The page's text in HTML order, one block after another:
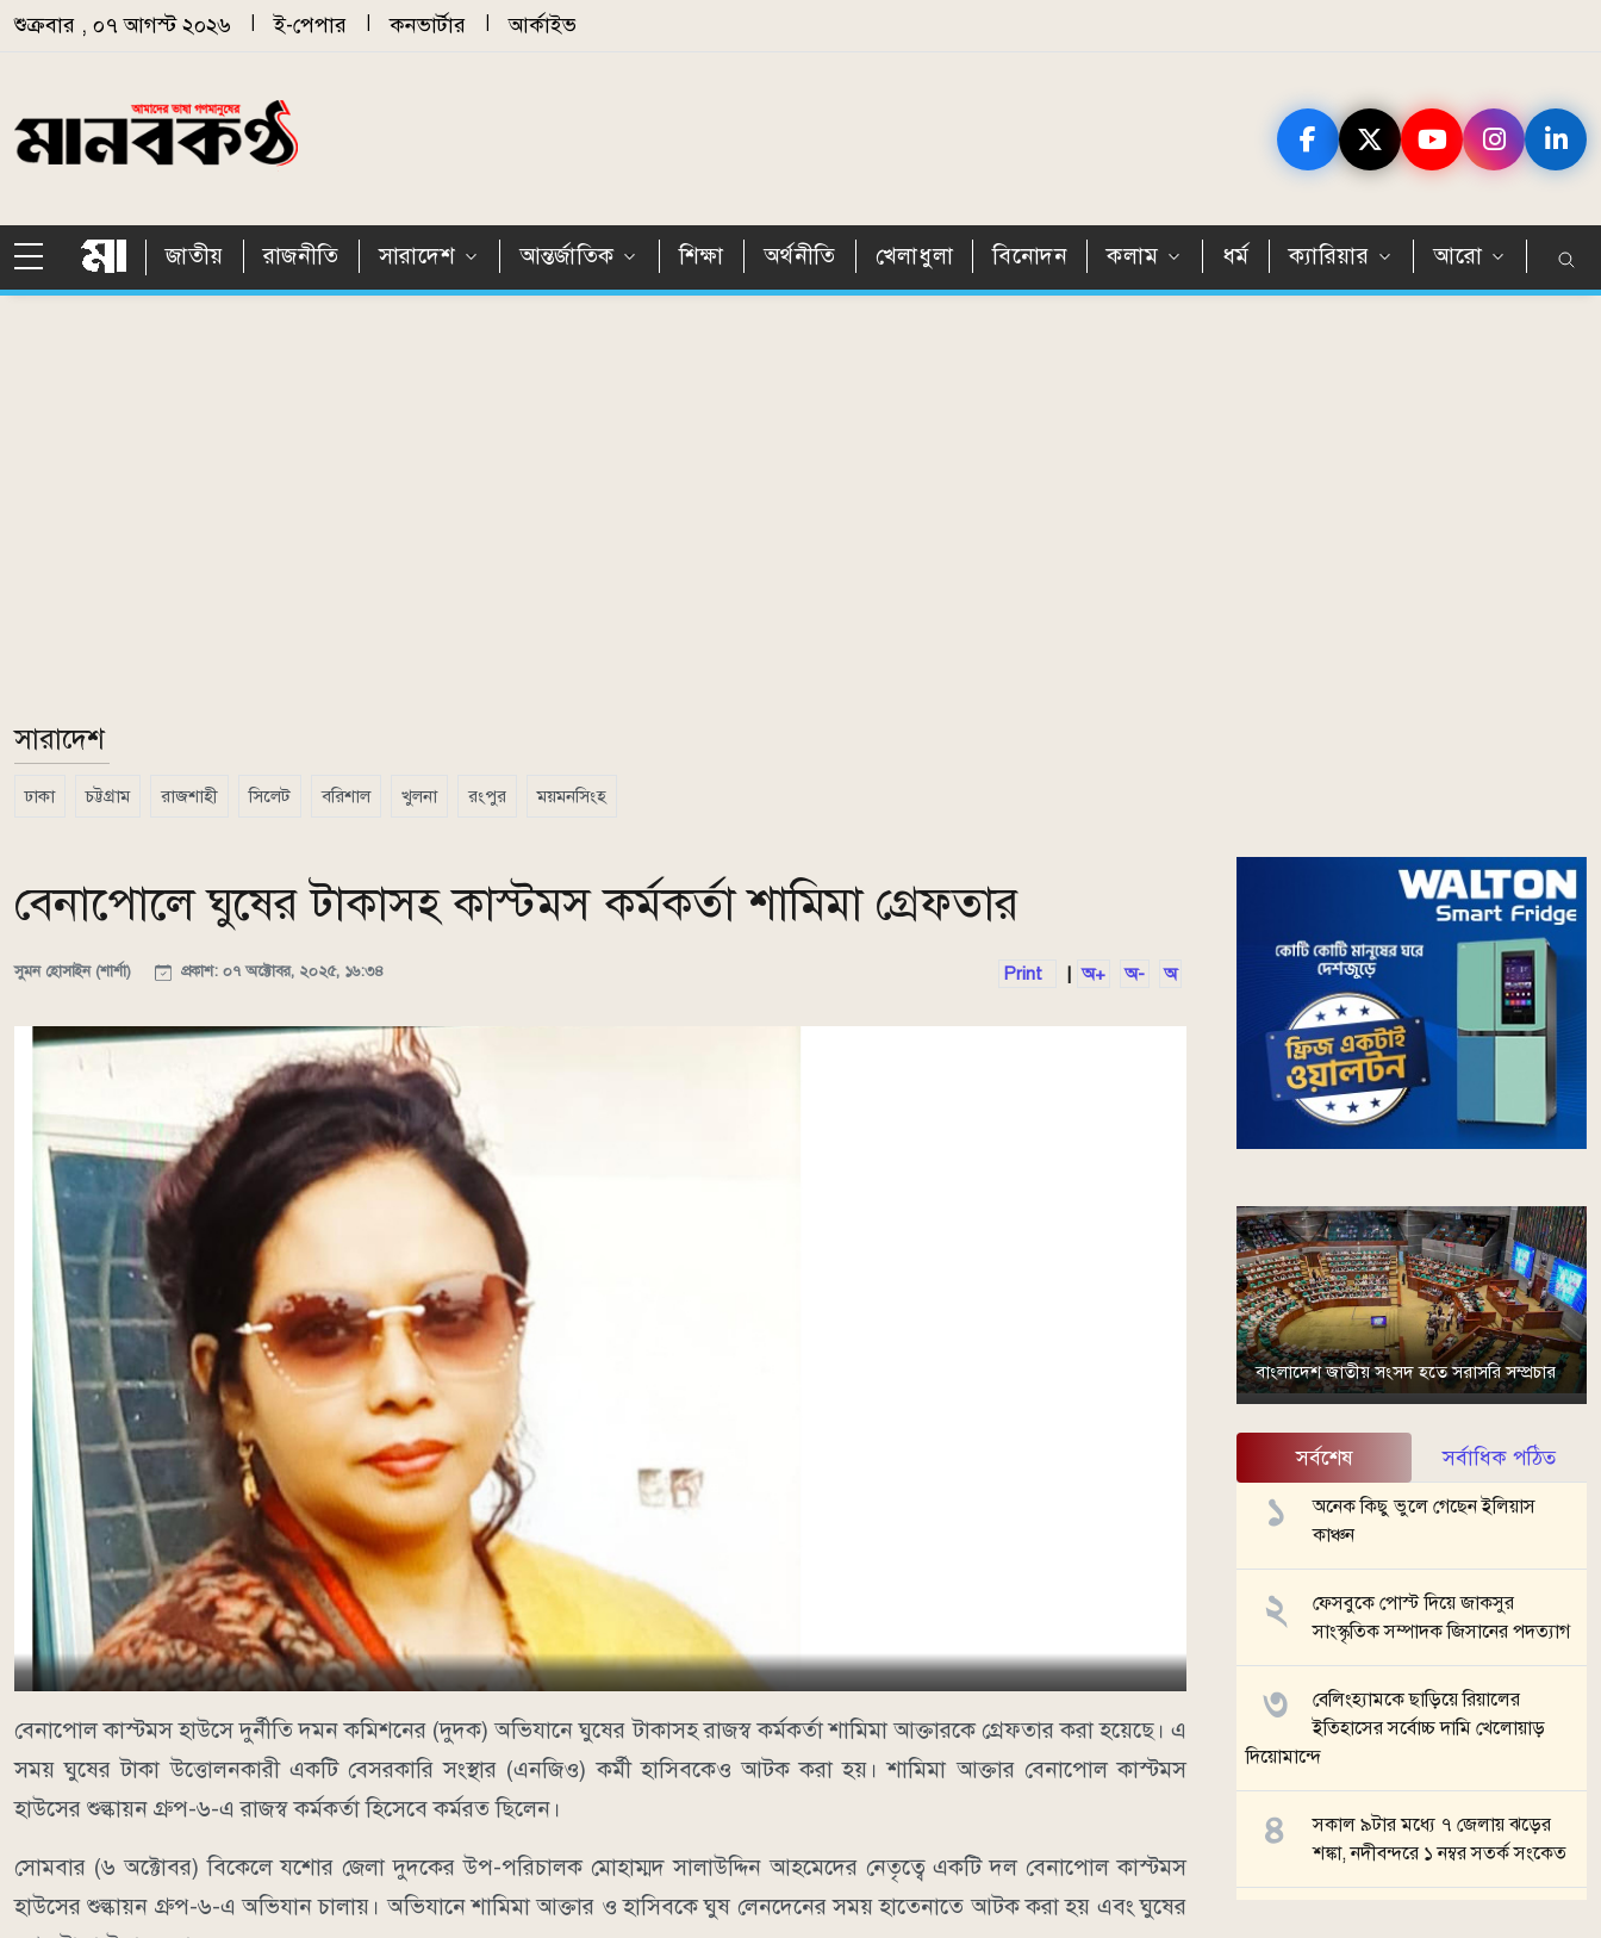
Skip to main content
শুক্রবার , ০৭ আগস্ট ২০২৬ ই-পেপার কনভার্টার আর্কাইভ
জাতীয় রাজনীতি সারাদেশ আন্তর্জাতিক শিক্ষা অর্থনীতি খেলাধুলা বিনোদন কলাম ধর্ম ক্যারিয়ার আরো
সারাদেশ
ঢাকা চট্টগ্রাম রাজশাহী সিলেট বরিশাল খুলনা রংপুর ময়মনসিংহ
বেনাপোলে ঘুষের টাকাসহ কাস্টমস কর্মকর্তা শামিমা গ্রেফতার
সুমন হোসাইন (শার্শা) প্রকাশ: ০৭ অক্টোবর, ২০২৫, ১৬:৩৪ Print অ+ অ- অ
বেনাপোল কাস্টমস হাউসে দুর্নীতি দমন কমিশনের (দুদক) অভিযানে ঘুষের টাকাসহ রাজস্ব কর্মকর্তা শামিমা আক্তারকে গ্রেফতার করা হয়েছে। এ
সময় ঘুষের টাকা উত্তোলনকারী একটি বেসরকারি সংস্থার (এনজিও) কর্মী হাসিবকেও আটক করা হয়। শামিমা আক্তার বেনাপোল কাস্টমস
হাউসের শুল্কায়ন গ্রুপ-৬-এ রাজস্ব কর্মকর্তা হিসেবে কর্মরত ছিলেন।
সোমবার (৬ অক্টোবর) বিকেলে যশোর জেলা দুদকের উপ-পরিচালক মোহাম্মদ সালাউদ্দিন আহমেদের নেতৃত্বে একটি দল বেনাপোল কাস্টমস
হাউসের শুল্কায়ন গ্রুপ-৬-এ অভিযান চালায়। অভিযানে শামিমা আক্তার ও হাসিবকে ঘুষ লেনদেনের সময় হাতেনাতে আটক করা হয় এবং ঘুষের
বাংলাদেশ জাতীয় সংসদ হতে সরাসরি সম্প্রচার
সর্বশেষ সর্বাধিক পঠিত
অনেক কিছু ভুলে গেছেন ইলিয়াস
কাঞ্চন
ফেসবুকে পোস্ট দিয়ে জাকসুর
সাংস্কৃতিক সম্পাদক জিসানের পদত্যাগ
বেলিংহ্যামকে ছাড়িয়ে রিয়ালের
ইতিহাসের সর্বোচ্চ দামি খেলোয়াড়
দিয়োমান্দে
সকাল ৯টার মধ্যে ৭ জেলায় ঝড়ের
শঙ্কা, নদীবন্দরে ১ নম্বর সতর্ক সংকেত